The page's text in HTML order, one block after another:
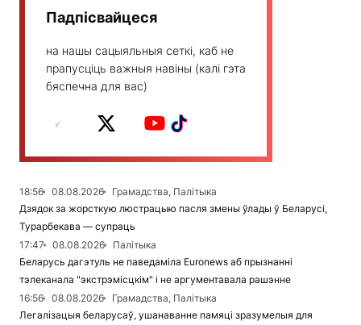
Падпісвайцеся
на нашы сацыяльныя сеткі, каб не
прапусціць важныя навіны (калі гэта
бяспечна для вас)
18:56 08.08.2026
Грамадства, Палітыка
Дзядок за жорсткую люстрацыю пасля змены ўлады ў Беларусі,
Турарбекава — супраць
17:47
08.08.2026
Палітыка
Беларусь дагэтуль не паведаміла Euronews аб прызнанні
тэлеканала "экстрэмісцкім" і не аргументавала рашэнне
16:56
08.08.2026
Грамадства, Палітыка
Легалізацыя беларусаў, ушанаванне памяці зразумелыя для